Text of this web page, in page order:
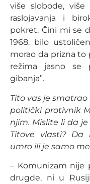
više slobode,
raslojavanja i
pokret. Čini mi se
1968. bilo
morao da prizna to
režima jasno se
gibanja”.
Tito vas je
politički protivnik
njim. Mislite li da
Titove vlasti?
umro ili je samo
– Komunizam nije
drugde, ni u